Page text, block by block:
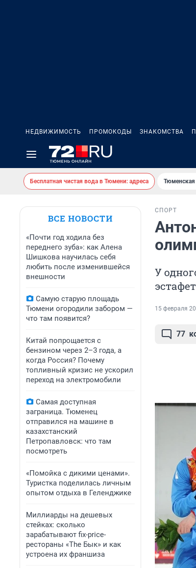
НЕДВИЖИМОСТЬ ПРОМОКОДЫ ЗНАКОМСТВА
Бесплатная чистая вода в Тюмени: адреса
ВСЕ НОВОСТИ
«Почти год ходила без
переднего зуба»: как Алена
Шишкова научилась себя
любить после изменившейся
внешности
Самую старую площадь
Тюмени огородили забором —
что там появится?
Китай попрощается с
бензином через 2–3 года, а
когда Россия? Почему
топливный кризис не ускорил
переход на электромобили
Самая доступная
заграница. Тюменец
отправился на машине в
казахстанский
Петропавловск: что там
посмотреть
«Помойка с дикими ценами».
Туристка поделилась личным
опытом отдыха в Геленджике
Миллиарды на дешевых
стейках: сколько
зарабатывают fix-price-
рестораны «The Бык» и как
устроена их франшиза
СПОРТ
У
15 февраля
77